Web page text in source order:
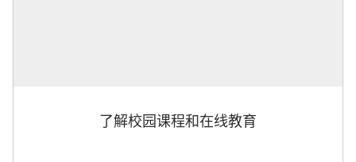
了解校园课程和在线教育